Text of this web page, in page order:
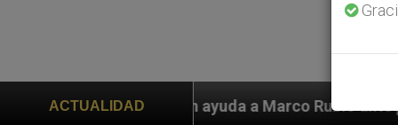
ACTUALIDAD
ayuda a Marco Rubio ante persecución de